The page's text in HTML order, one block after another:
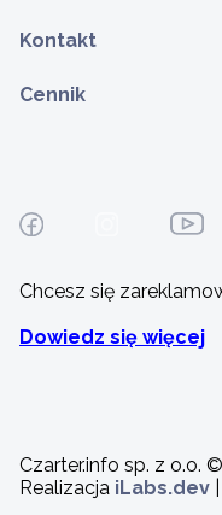
Kontakt
Cennik
Chcesz się
Dowiedz się więcej
Czarter.info sp. z o.o.
Realizacja iLabs.dev